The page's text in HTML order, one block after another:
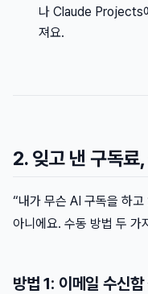
나 Claude Projects
져요.
2. 잊고 낸 구독료
“내가 무슨 AI 구독을 하
아니에요. 수동 방법 두 가
방법 1: 이메일 수신함